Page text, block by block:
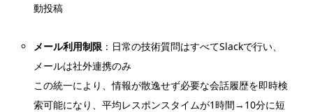
動投稿
メール利用制限 ：日常の技術質問はすべてSlackで行い、
メールは社外連携のみ
この統一により、情報が散逸せず必要な会話履歴を即時検
索可能になり、平均レスポンスタイムが1時間→10分に短